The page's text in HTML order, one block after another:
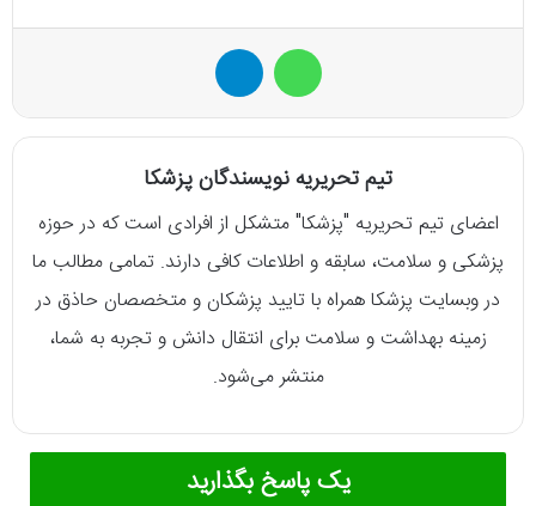
واتس آپ
تیم تحریریه نویسندگان پزشکا
اعضای تیم تحریریه "پزشکا" متشکل از افرادی است که در حوزه
پزشکی و سلامت، سابقه و اطلاعات کافی دارند. تمامی مطالب ما
در وبسایت پزشکا همراه با تایید پزشکان و متخصصان حاذق در
زمینه بهداشت و سلامت برای انتقال دانش و تجربه به شما،
منتشر می‌شود.
یک پاسخ بگذارید